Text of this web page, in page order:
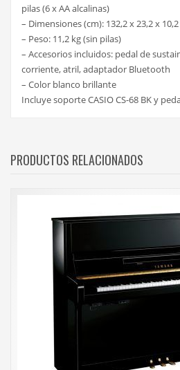
pilas (6 x AA alcalinas)
– Dimensiones (cm): 132,2 x 23,2 x 10,2
– Peso: 11,2 kg (sin pilas)
– Accesorios incluidos: pedal de
corriente, atril, adaptador Bluetooth
– Color blanco brillante
Incluye soporte CASIO CS-68 BK y
PRODUCTOS RELACIONADOS